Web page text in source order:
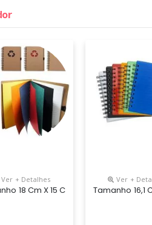
9x14 Ou 14x21 Cm. Capa
Do Seu Jeito. Bloco De
Própria, Blocos
Com 30 Folhas
Ver + Detalhes
18 Cm X 15 Cm. Bloco De
Ver +
Tamanho